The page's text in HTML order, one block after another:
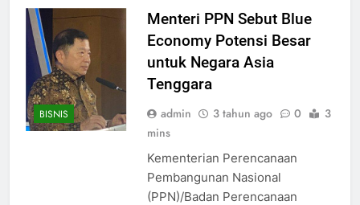
BISNIS
Menteri PPN Sebut Blue
Economy Potensi Besar
untuk Negara Asia
Tenggara
admin 3 tahun ago 0
3
mins
Kementerian Perencanaan
Pembangunan Nasional
(PPN)/Badan Perencanaan